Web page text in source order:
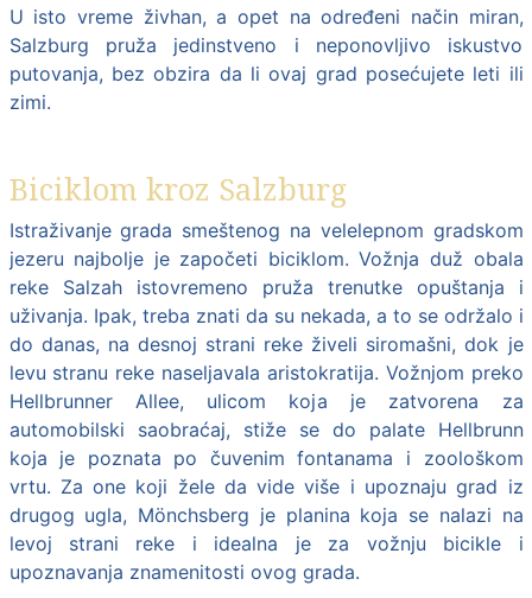
U isto vreme živhan, a opet na određeni način miran,
Salzburg pruža jedinstveno i neponovljivo iskustvo
putovanja, bez obzira da li ovaj grad posećujete leti ili
zimi.
Biciklom kroz Salzburg
Istraživanje grada smeštenog na velelepnom gradskom
jezeru najbolje je započeti biciklom. Vožnja duž obala
reke Salzah istovremeno pruža trenutke opuštanja i
uživanja. Ipak, treba znati da su nekada, a to se održalo i
do danas, na desnoj strani reke živeli siromašni, dok je
levu stranu reke naseljavala aristokratija. Vožnjom preko
Hellbrunner Allee, ulicom koja je zatvorena za
automobilski saobraćaj, stiže se do palate Hellbrunn
koja je poznata po čuvenim fontanama i zoološkom
vrtu. Za one koji žele da vide više i upoznaju grad iz
drugog ugla, Mönchsberg je planina koja se nalazi na
levoj strani reke i idealna je za vožnju bicikle i
upoznavanja znamenitosti ovog grada.